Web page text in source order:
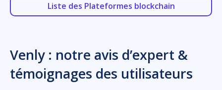
Liste des Plateformes blockchain
Venly : notre avis d’expert &
témoignages des utilisateurs